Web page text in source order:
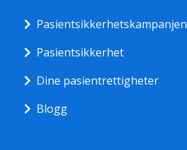
Pasientsikkerhetskampanjen
Pasientsikkerhet
Dine pasientrettigheter
Blogg